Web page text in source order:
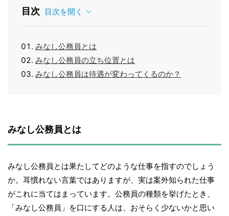
目次 目次を開く
みなし公務員とは
みなし公務員の立ち位置とは
みなし公務員は待遇が変わってくるのか？
みなし公務員とは
みなし公務員とは果たしてどのような仕事を指すのでしょう
か。耳慣れない言葉ではありますが、実は案外知られた仕事
がこれに当てはまっています。公務員の種類を挙げたとき、
「みなし公務員」を口にする人は、おそらく少ないかと思い